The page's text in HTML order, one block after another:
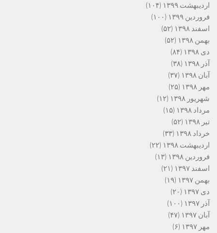
اردیبهشت ۱۳۹۹
(۱۰۴)
فروردین ۱۳۹۹
(۱۰۰)
اسفند ۱۳۹۸
(۵۲)
بهمن ۱۳۹۸
(۵۲)
دی ۱۳۹۸
(۸۴)
آذر ۱۳۹۸
(۳۸)
آبان ۱۳۹۸
(۳۷)
مهر ۱۳۹۸
(۲۵)
شهریور ۱۳۹۸
(۱۲)
مرداد ۱۳۹۸
(۱۵)
تیر ۱۳۹۸
(۵۲)
خرداد ۱۳۹۸
(۳۳)
اردیبهشت ۱۳۹۸
(۲۲)
فروردین ۱۳۹۸
(۱۳)
اسفند ۱۳۹۷
(۲۱)
بهمن ۱۳۹۷
(۱۹)
دی ۱۳۹۷
(۲۰)
آذر ۱۳۹۷
(۱۰۰)
آبان ۱۳۹۷
(۴۷)
مهر ۱۳۹۷
(۶)